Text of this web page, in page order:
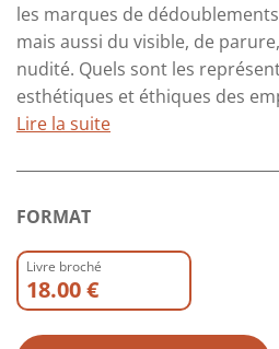
les marques de
mais aussi du visible, de
nudité. Quels sont les
esthétiques et éthiques des
Lire la suite
FORMAT
Livre broché
18.00 €